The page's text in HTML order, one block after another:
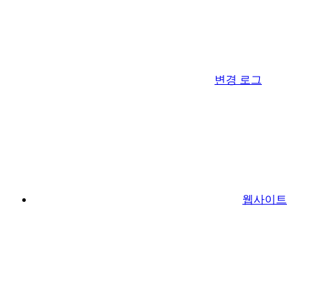
변경 로그
웹사이트